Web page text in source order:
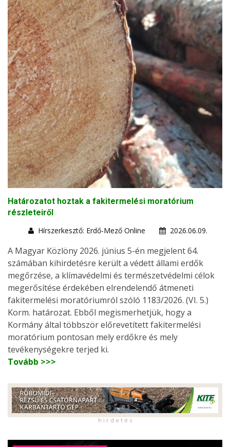
Határozatot hoztak a fakitermelési moratórium
részleteiről
Hírszerkesztő: Erdő-Mező Online
2026.06.09.
A Magyar Közlöny 2026. június 5-én megjelent 64.
számában kihirdetésre került a védett állami erdők
megőrzése, a klímavédelmi és természetvédelmi célok
megerősítése érdekében elrendelendő átmeneti
fakitermelési moratóriumról szóló 1183/2026. (VI. 5.)
Korm. határozat. Ebből megismerhetjük, hogy a
Kormány által többször előrevetített fakitermelési
moratórium pontosan mely erdőkre és mely
tevékenységekre terjed ki.
Tovább >>>
h i r d e t é s